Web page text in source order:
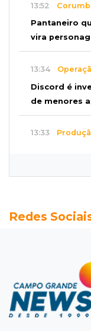
13:52
Pantaneiro
vira
13:34
Discord é
de menores
13:33
Idoso tem R$
O
12:55 Ventania
Redes